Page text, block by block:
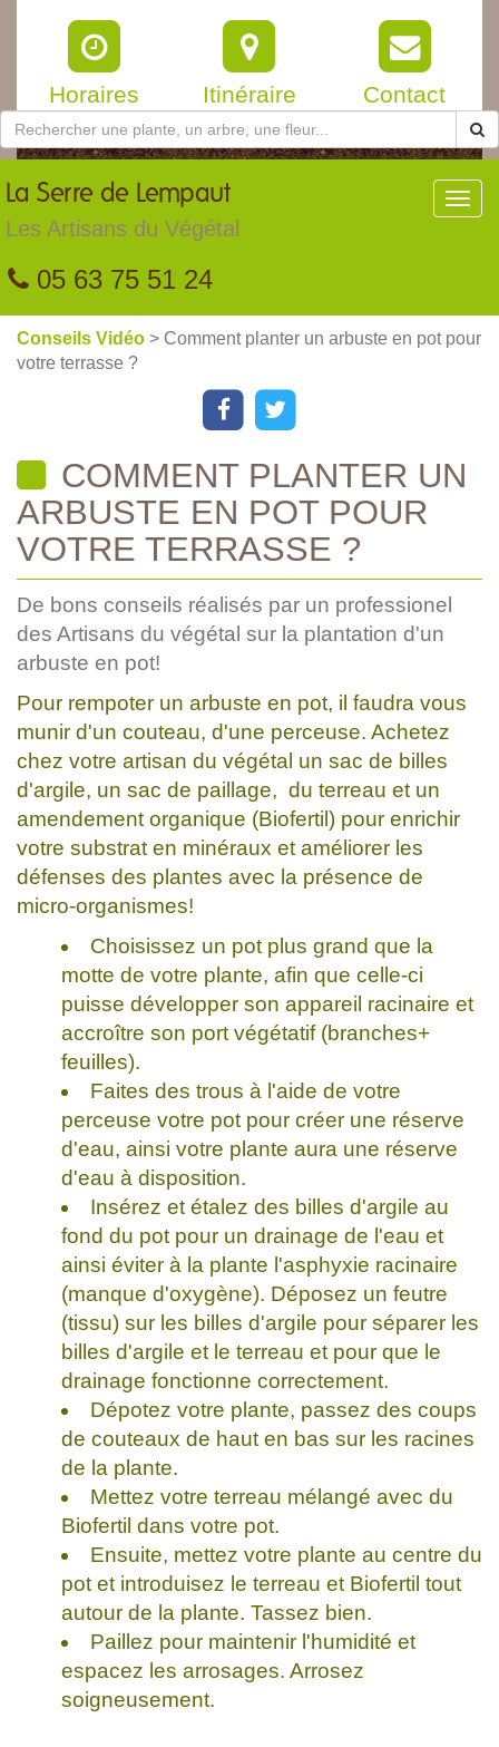
Horaires Itinéraire Contact
La Serre de Lempaut
Les Artisans du Végétal
05 63 75 51 24
Conseils Vidéo > Comment planter un arbuste en pot pour
votre terrasse ?
COMMENT PLANTER UN
ARBUSTE EN POT POUR
VOTRE TERRASSE ?
De bons conseils réalisés par un professionel
des Artisans du végétal sur la plantation d'un
arbuste en pot!
Pour rempoter un arbuste en pot, il faudra vous
munir d'un couteau, d'une perceuse. Achetez
chez votre artisan du végétal un sac de billes
d'argile, un sac de paillage, du terreau et un
amendement organique (Biofertil) pour enrichir
votre substrat en minéraux et améliorer les
défenses des plantes avec la présence de
micro-organismes!
Choisissez un pot plus grand que la
motte de votre plante, afin que celle-ci
puisse développer son appareil racinaire et
accroître son port végétatif (branches+
feuilles).
Faites des trous à l'aide de votre
perceuse votre pot pour créer une réserve
d'eau, ainsi votre plante aura une réserve
d'eau à disposition.
Insérez et étalez des billes d'argile au
fond du pot pour un drainage de l'eau et
ainsi éviter à la plante l'asphyxie racinaire
(manque d'oxygène). Déposez un feutre
(tissu) sur les billes d'argile pour séparer les
billes d'argile et le terreau et pour que le
drainage fonctionne correctement.
Dépotez votre plante, passez des coups
de couteaux de haut en bas sur les racines
de la plante.
Mettez votre terreau mélangé avec du
Biofertil dans votre pot.
Ensuite, mettez votre plante au centre du
pot et introduisez le terreau et Biofertil tout
autour de la plante. Tassez bien.
Paillez pour maintenir l'humidité et
espacez les arrosages. Arrosez
soigneusement.